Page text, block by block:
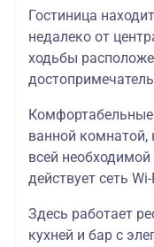
Гостиница
недалеко от
ходьбы
ванной комнатой,
всей
действует сеть Wi-
Здесь работает
кухней и бар с